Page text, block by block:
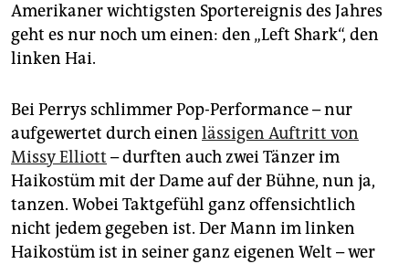
abo
genossenschaft
Amerikaner wichtigsten Sportereignis des Jahres
geht es nur noch um einen: den „Left Shark“, den
linken Hai.
Bei Perrys schlimmer Pop-Performance – nur
aufgewertet durch einen lässigen Auftritt von
Missy Elliott – durften auch zwei Tänzer im
Haikostüm mit der Dame auf der Bühne, nun ja,
tanzen. Wobei Taktgefühl ganz offensichtlich
nicht jedem gegeben ist. Der Mann im linken
Haikostüm ist in seiner ganz eigenen Welt – wer